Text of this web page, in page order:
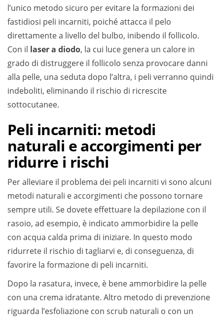
l’unico metodo sicuro per evitare la formazioni dei
fastidiosi peli incarniti, poiché attacca il pelo
direttamente a livello del bulbo, inibendo il follicolo.
Con il laser a diodo, la cui luce genera un calore in
grado di distruggere il follicolo senza provocare danni
alla pelle, una seduta dopo l’altra, i peli verranno quindi
indeboliti, eliminando il rischio di ricrescite
sottocutanee.
Peli incarniti: metodi
naturali e accorgimenti per
ridurre i rischi
Per alleviare il problema dei peli incarniti vi sono alcuni
metodi naturali e accorgimenti che possono tornare
sempre utili. Se dovete effettuare la depilazione con il
rasoio, ad esempio, è indicato ammorbidire la pelle
con acqua calda prima di iniziare. In questo modo
ridurrete il rischio di tagliarvi e, di conseguenza, di
favorire la formazione di peli incarniti.
Dopo la rasatura, invece, è bene ammorbidire la pelle
con una crema idratante. Altro metodo di prevenzione
riguarda l’esfoliazione con scrub naturali o con un